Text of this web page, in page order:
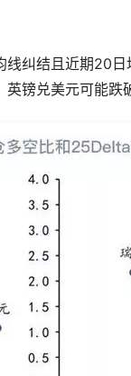
纠结且近期20
镑兑美元可能跌